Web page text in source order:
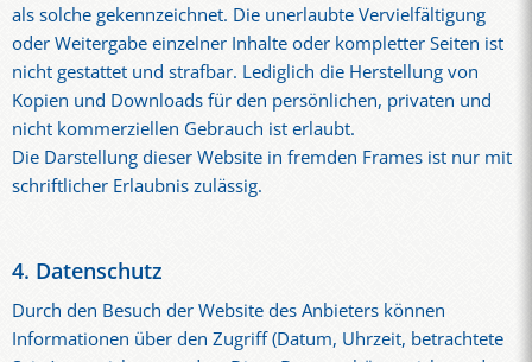
als solche gekennzeichnet. Die unerlaubte Vervielfältigung
oder Weitergabe einzelner Inhalte oder kompletter Seiten ist
nicht gestattet und strafbar. Lediglich die Herstellung von
Kopien und Downloads für den persönlichen, privaten und
nicht kommerziellen Gebrauch ist erlaubt.
Die Darstellung dieser Website in fremden Frames ist nur mit
schriftlicher Erlaubnis zulässig.
4. Datenschutz
Durch den Besuch der Website des Anbieters können
Informationen über den Zugriff (Datum, Uhrzeit, betrachtete